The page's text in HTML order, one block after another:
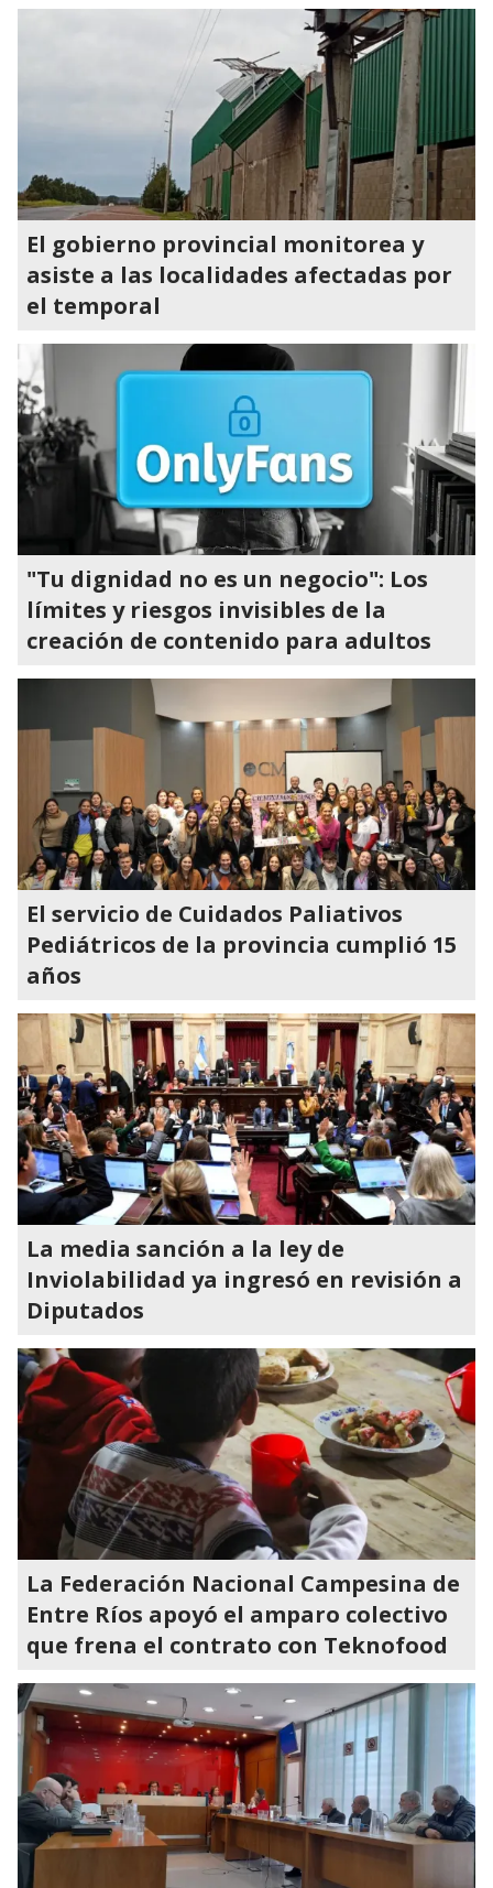
El gobierno provincial monitorea y
asiste a las localidades afectadas por
el temporal
"Tu dignidad no es un negocio": Los
límites y riesgos invisibles de la
creación de contenido para adultos
El servicio de Cuidados Paliativos
Pediátricos de la provincia cumplió 15
años
La media sanción a la ley de
Inviolabilidad ya ingresó en revisión a
Diputados
La Federación Nacional Campesina de
Entre Ríos apoyó el amparo colectivo
que frena el contrato con Teknofood